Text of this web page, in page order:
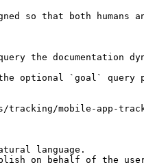
so that both humans
the documentation
optional `goal` query
mobile-app-
language.
on behalf of the